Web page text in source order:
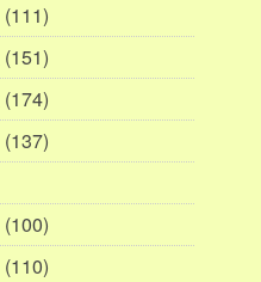
(111)
(151)
(174)
(137)
(100)
(110)